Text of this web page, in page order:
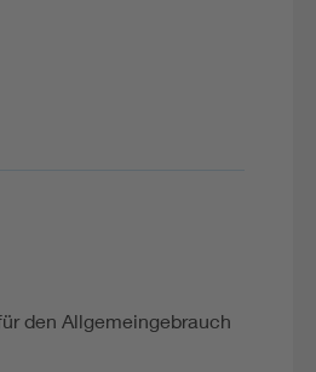
den Allgemeingebrauch